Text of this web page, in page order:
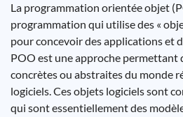
La programmation orientée objet
programmation qui utilise des «
pour concevoir des applications et
POO est une approche permettant
concrètes ou abstraites du monde
logiciels. Ces objets logiciels sont
qui sont essentiellement des